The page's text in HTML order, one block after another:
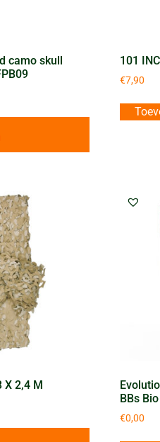
camo skull
101
€7,90
X 2,4 M
BBs
€0,00